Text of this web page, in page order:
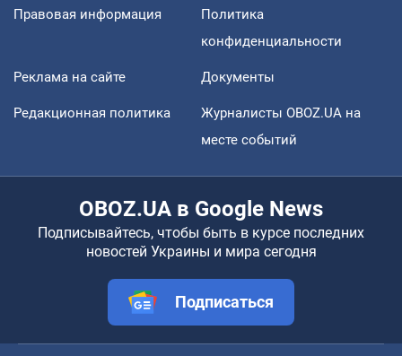
Правовая информация
Политика
конфиденциальности
Реклама на сайте Документы
Редакционная политика
Журналисты OBOZ.UA на
месте событий
OBOZ.UA в Google News
Подписывайтесь, чтобы быть в курсе последних
новостей Украины и мира сегодня
Подписаться